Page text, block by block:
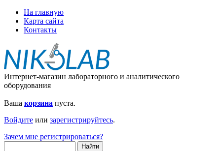
На главную
Карта сайта
Контакты
Интернет-магазин лабораторного и аналитического
оборудования
Ваша корзина пуста.
Войдите или зарегистрируйтесь.
Зачем мне регистрироваться?